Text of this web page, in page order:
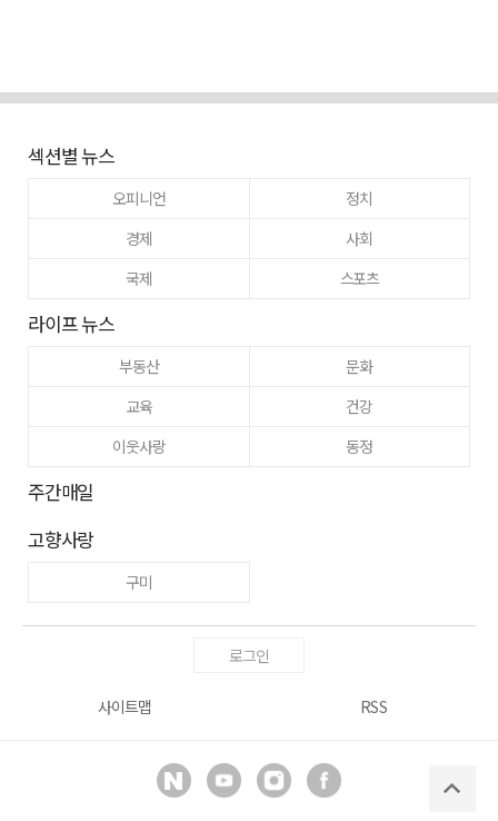
섹션별 뉴스
오피니언
정치
경제
사회
국제
스포츠
라이프 뉴스
부동산
문화
교육
건강
이웃사랑
동정
주간매일
고향사랑
구미
로그인
사이트맵 RSS